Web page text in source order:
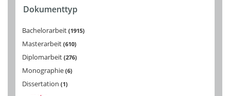
Dokumenttyp
Bachelorarbeit 1915
Masterarbeit 610
Diplomarbeit 276
Monographie 6
Dissertation 1